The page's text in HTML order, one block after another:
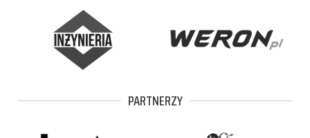
PARTNERZY